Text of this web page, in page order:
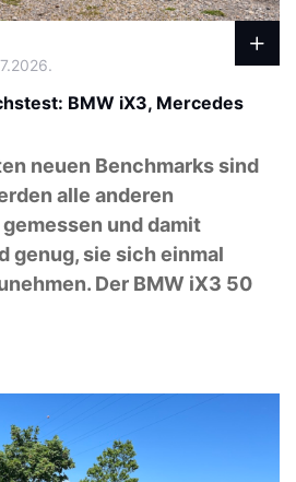
BMW iX3, Mercedes
neuen Benchmarks sind
alle anderen
und damit
genug, sie sich einmal
Der BMW iX3 50